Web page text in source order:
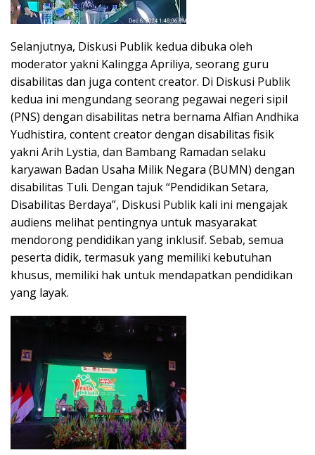
Selanjutnya, Diskusi Publik kedua dibuka oleh
moderator yakni Kalingga Apriliya, seorang guru
disabilitas dan juga content creator. Di Diskusi Publik
kedua ini mengundang seorang pegawai negeri sipil
(PNS) dengan disabilitas netra bernama Alfian Andhika
Yudhistira, content creator dengan disabilitas fisik
yakni Arih Lystia, dan Bambang Ramadan selaku
karyawan Badan Usaha Milik Negara (BUMN) dengan
disabilitas Tuli. Dengan tajuk “Pendidikan Setara,
Disabilitas Berdaya”, Diskusi Publik kali ini mengajak
audiens melihat pentingnya untuk masyarakat
mendorong pendidikan yang inklusif. Sebab, semua
peserta didik, termasuk yang memiliki kebutuhan
khusus, memiliki hak untuk mendapatkan pendidikan
yang layak.